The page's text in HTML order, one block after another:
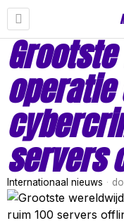
servers
Internationaal nieuws